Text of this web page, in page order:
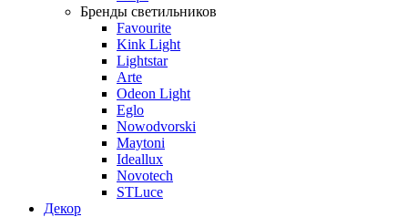
Бренды светильников
Favourite
Kink Light
Lightstar
Arte
Odeon Light
Eglo
Nowodvorski
Maytoni
Ideallux
Novotech
STLuce
Декор